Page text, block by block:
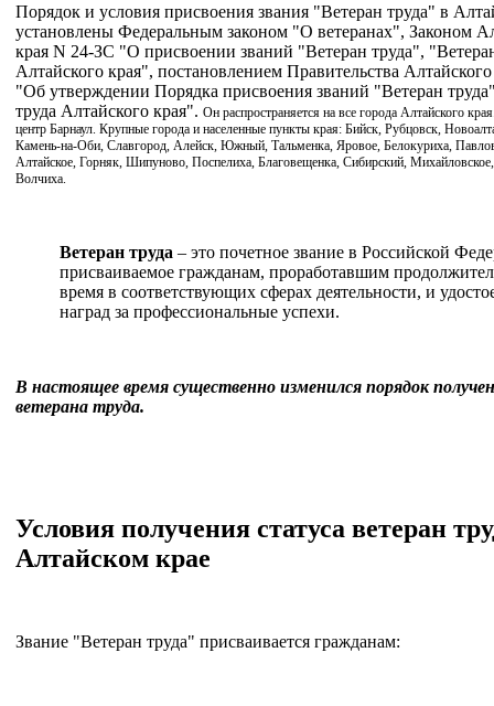
Порядок и условия присвоения звания "Ветеран труда" в
установлены Федеральным законом "О ветеранах", Законом
края N 24-ЗС "О присвоении званий "Ветеран труда",
Алтайского края", постановлением Правительства
"Об утверждении Порядка присвоения званий "Ветеран
труда Алтайского края". Он распространяется на все города Алтайского
центр Барнаул. Крупные города и населенные пункты края: Бийск, Рубцовск,
Камень-на-Оби, Славгород, Алейск, Южный, Тальменка, Яровое, Белокуриха,
Алтайское, Горняк, Шипуново, Поспелиха, Благовещенка, Сибирский,
Волчиха.
Ветеран труда – это почетное звание в Российской
присваиваемое гражданам, проработавшим
время в соответствующих сферах деятельности, и
наград за профессиональные успехи.
В настоящее время существенно изменился порядок
ветерана труда.
Условия получения статуса ветеран
Алтайском крае
Звание "Ветеран труда" присваивается гражданам: